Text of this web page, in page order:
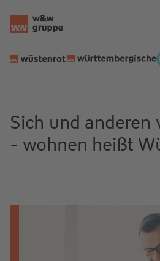
Sich und anderen
- wohnen heißt